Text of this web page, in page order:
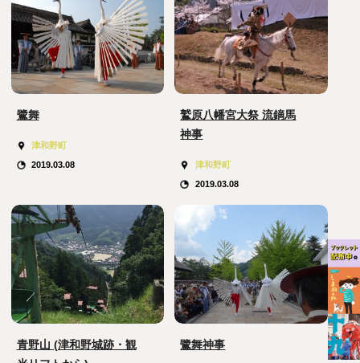
2019.03.08
津和野町
鷺舞
2019.03.08
津和野町
鷲原八幡宮大祭 流鏑馬
神事
青野山 (津和野城跡・観
鷺舞神事